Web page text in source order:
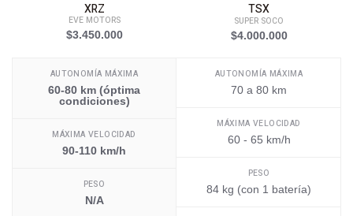
XRZ
EVE MOTORS
$3.450.000
AUTONOMÍA MÁXIMA
60-80 km (óptima
condiciones)
MÁXIMA VELOCIDAD
90-110 km/h
PESO
N/A
TSX
SUPER SOCO
$4.000.000
AUTONOMÍA MÁXIMA
70 a 80 km
MÁXIMA VELOCIDAD
60 - 65 km/h
PESO
84 kg (con 1 batería)